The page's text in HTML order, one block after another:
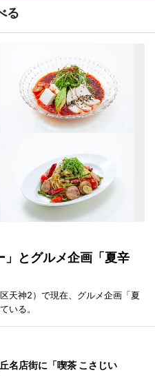
る
」とグルメ企画「夏辛
天神2）で現在、グルメ企画「夏
いる。
名店街に「喫茶 こさじい